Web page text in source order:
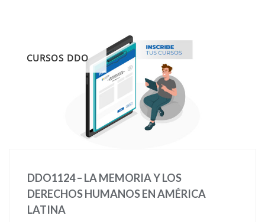
CURSOS DDO
DDO1124 – LA MEMORIA Y LOS
DERECHOS HUMANOS EN AMÉRICA
LATINA